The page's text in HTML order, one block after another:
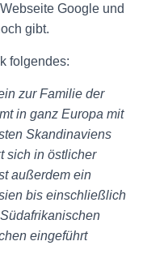
Google und
gibt.
folgendes:
zur Familie der
in ganz Europa mit
Skandinaviens
sich in östlicher
außerdem ein
bis einschließlich
eingeführt